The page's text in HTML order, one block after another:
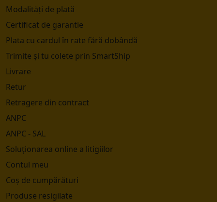
Modalități de plată
Certificat de garantie
Plata cu cardul în rate fără dobândă
Trimite și tu colete prin SmartShip
Livrare
Retur
Retragere din contract
ANPC
ANPC - SAL
Soluționarea online a litigiilor
Contul meu
Coș de cumpărături
Produse resigilate